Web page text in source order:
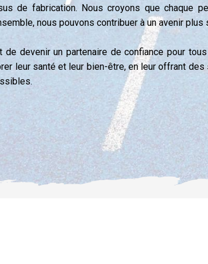
de fabrication. Nous croyons que chaque
nous pouvons contribuer à un avenir plus
de devenir un partenaire de confiance pour
leur santé et leur bien-être, en leur offrant